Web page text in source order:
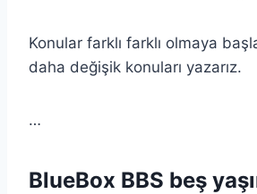
Konular farklı farklı olmaya
daha değişik konuları yazarız.
…
BlueBox BBS beş